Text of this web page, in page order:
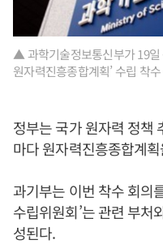
▲ 과학기술정보통신부가 19일
원자력진흥종합계획’ 수립 착
정부는 국가 원자력 정책
마다 원자력진흥종합계
과기부는 이번 착수 회의
수립위원회’는 관련 부처
성된다.